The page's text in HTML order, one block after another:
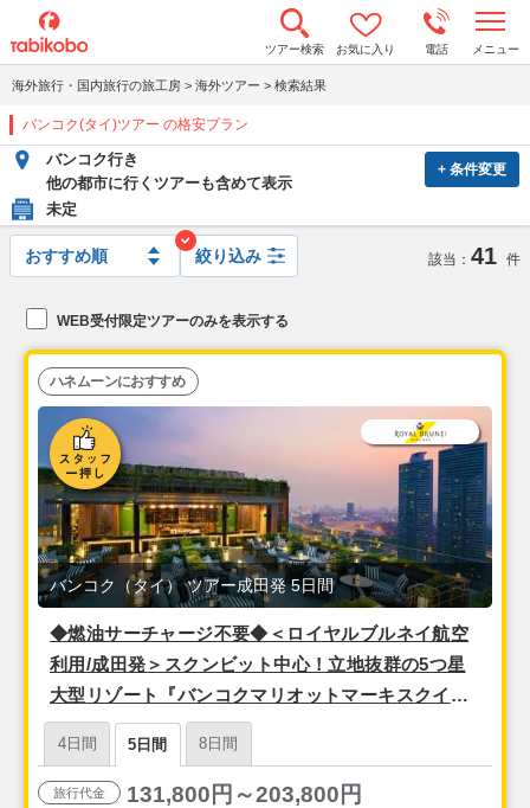
ツアー検索 お気に入り 電話 メニュー
o
n
a
v
t
海外旅行・国内旅行の旅工房 > 海外ツアー > 検索結果
バンコク(タイ)ツアー の格安プラン
+ 条件変更
バンコク行き
他の都市に行くツアーも含めて表示
未定
絞り込み 該当： 41 件
WEB受付限定ツアーのみを表示する
◆燃油サーチャージ不要◆＜ロイヤルブルネイ航空
利用/成田発＞スクンビット中心！立地抜群の5つ星
大型リゾート『バンコクマリオットマーキスクイー
ンズパーク』バンコク3泊5日
バンコク（タイ） ツアー成田発 5日間
ハネムーンにおすすめ
4日間 5日間 8日間
旅行代金 131,800円～203,800円